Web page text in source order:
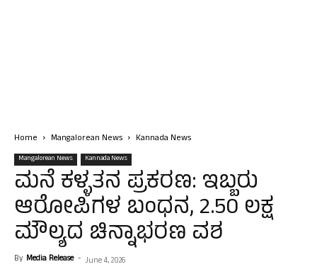
Home Mangalorean News Kannada News
Mangalorean News Kannada News
ಮನೆ ಕಳ್ಳತನ ಪ್ರಕರಣ: ಇಬ್ಬರು
ಆರೋಪಿಗಳ ಬಂಧನ, ₹2.50 ಲಕ್ಷ
ಮೌಲ್ಯದ ಚಿನ್ನಾಭರಣ ವಶ
By Media Release - June 4, 2026